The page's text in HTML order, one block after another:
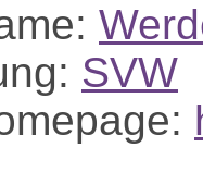
SVW